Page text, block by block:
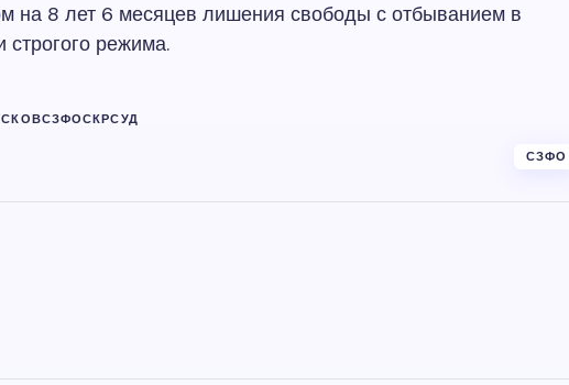
на 8 лет 6 месяцев лишения свободы с отбыванием в
строгого режима.
СЗФОСКРСУД
СЗФО